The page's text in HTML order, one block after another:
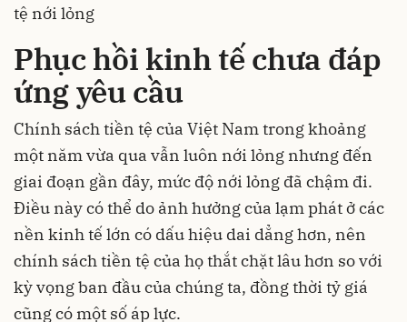
tệ nới lỏng
Phục hồi kinh tế chưa đáp
ứng yêu cầu
Chính sách tiền tệ của Việt Nam trong khoảng
một năm vừa qua vẫn luôn nới lỏng nhưng đến
giai đoạn gần đây, mức độ nới lỏng đã chậm đi.
Điều này có thể do ảnh hưởng của lạm phát ở các
nền kinh tế lớn có dấu hiệu dai dẳng hơn, nên
chính sách tiền tệ của họ thắt chặt lâu hơn so với
kỳ vọng ban đầu của chúng ta, đồng thời tỷ giá
cũng có một số áp lực.